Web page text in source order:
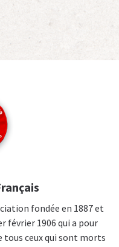
fondée en 1887 et
février 1906 qui a pour
ceux qui sont morts